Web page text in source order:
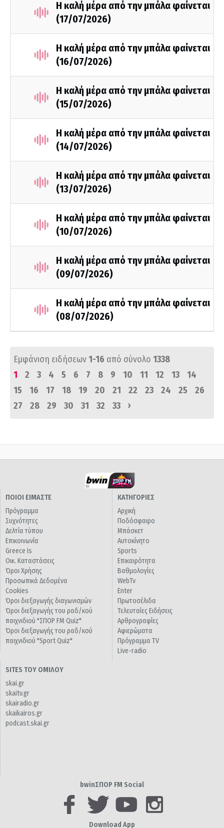
Η καλή μέρα από την μπάλα φαίνεται
(17/07/2026)
Η καλή μέρα από την μπάλα φαίνεται
(16/07/2026)
Η καλή μέρα από την μπάλα φαίνεται
(15/07/2026)
Η καλή μέρα από την μπάλα φαίνεται
(14/07/2026)
Η καλή μέρα από την μπάλα φαίνεται
(13/07/2026)
Η καλή μέρα από την μπάλα φαίνεται
(10/07/2026)
Η καλή μέρα από την μπάλα φαίνεται
(09/07/2026)
Η καλή μέρα από την μπάλα φαίνεται
(08/07/2026)
Εμφάνιση ειδήσεων1-16 από σύνολο 1338
1
2 3 4 5 6 7 8 9 10 11 12 13
14
15
16 17 18 19 20 21 22 23 24 25
26
27
28 29 30 31 32 33 ›
ΠΟΙΟΙ ΕΙΜΑΣΤΕ
Πρόγραμμα
Συχνότητες
Δελτία τύπου
Επικοινωνία
Greece Is
Οικ. Καταστάσεις
Όροι Χρήσης
Προσωπικά Δεδομένα
Cookies
Όροι διεξαγωγής διαγωνισμών
Όροι διεξαγωγής του ραδ/κού
παιχνιδιού "ΣΠΟΡ FM Quiz"
Όροι διεξαγωγής του ραδ/κού
παιχνιδιού "Sport Quiz"
ΚΑΤΗΓΟΡΙΕΣ
Αρχική
Ποδόσφαιρο
Μπάσκετ
Αυτοκίνητο
Sports
Επικαιρότητα
Βαθμολογίες
WebTv
Enter
Πρωτοσέλιδα
Τελευταίες Ειδήσεις
Αρθρογραφίες
Αφιερώματα
Πρόγραμμα TV
Live-radio
SITES ΤΟΥ ΟΜΙΛΟΥ
skai.gr
skaitv.gr
skairadio.gr
skaikairos.gr
podcast.skai.gr
bwinΣΠΟΡ FM Social
Download App